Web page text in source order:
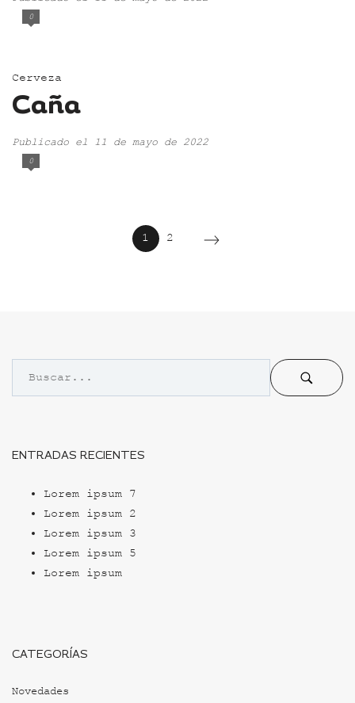
0
Cerveza
Caña
Publicado el 11 de mayo de 2022
0
1 2
ENTRADAS RECIENTES
Lorem ipsum 7
Lorem ipsum 2
Lorem ipsum 3
Lorem ipsum 5
Lorem ipsum
CATEGORÍAS
Novedades